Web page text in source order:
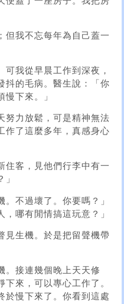
但我不忘每年為自己蓋一
我從早晨工作到深夜，
抖的毛病。醫生說：「你
慢下來。」
努力放鬆，可是精神無法
作了這麼多年，真感身心
住客，見他們行李中有一
」
不過壞了。你要嗎？」
哪有閒情搞這玩意？」
見生機。於是把留聲機帶
。接連幾個晚上天天修
來，可以專心工作了。
於慢下來了。你看到這處